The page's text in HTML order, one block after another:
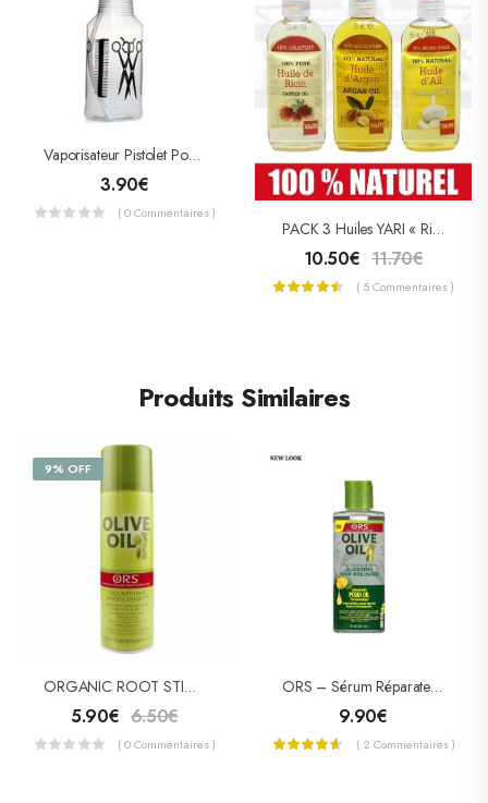
Vaporisateur Pistolet Pour Coiffure En Plastique 500ml
3.90€
( 0 Commentaires )
PACK 3 Huiles YARI « Ricin – Argan – Ail »
10.50€ 11.70€
( 5 Commentaires )
Produits Similaires
9% OFF
ORGANIC ROOT STIMULATOR OLIVE OIL NOURISHING SHEEN SPRAY
5.90€ 6.50€
( 0 Commentaires )
ORS – Sérum Réparateur À L’huile D’olive
9.90€
( 2 Commentaires )